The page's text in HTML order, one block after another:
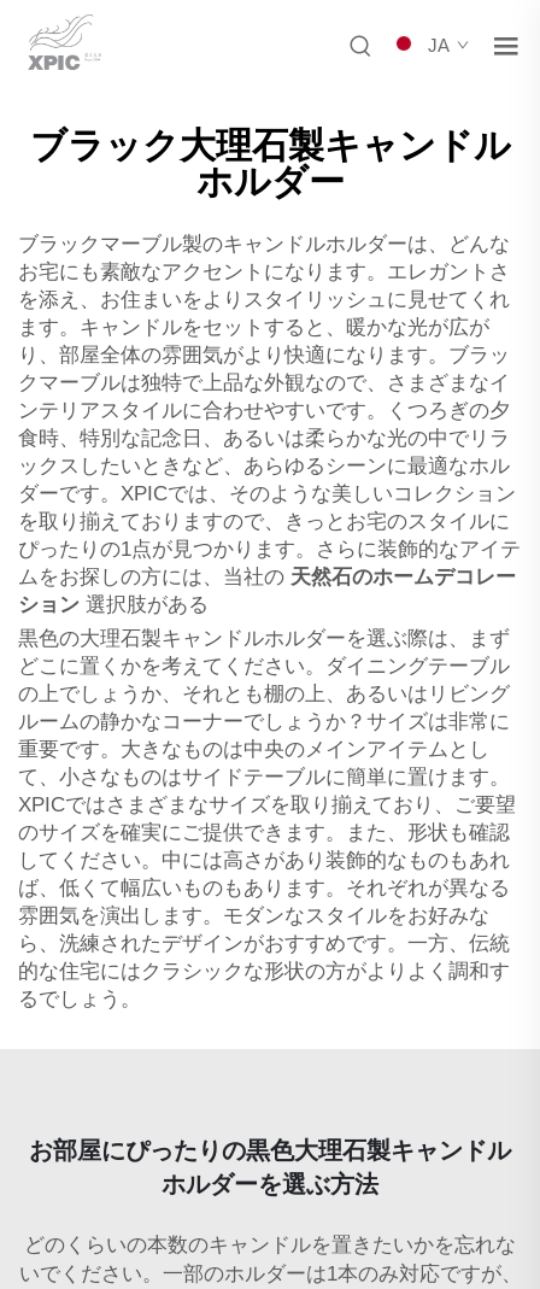
JA
ブラック大理石製キャンドル
ホルダー
ブラックマーブル製のキャンドルホルダーは、どんな
お宅にも素敵なアクセントになります。エレガントさ
を添え、お住まいをよりスタイリッシュに見せてくれ
ます。キャンドルをセットすると、暖かな光が広が
り、部屋全体の雰囲気がより快適になります。ブラッ
クマーブルは独特で上品な外観なので、さまざまなイ
ンテリアスタイルに合わせやすいです。くつろぎの夕
食時、特別な記念日、あるいは柔らかな光の中でリラ
ックスしたいときなど、あらゆるシーンに最適なホル
ダーです。XPICでは、そのような美しいコレクション
を取り揃えておりますので、きっとお宅のスタイルに
ぴったりの1点が見つかります。さらに装飾的なアイテ
ムをお探しの方には、当社の 天然石のホームデコレー
ション 選択肢がある
黒色の大理石製キャンドルホルダーを選ぶ際は、まず
どこに置くかを考えてください。ダイニングテーブル
の上でしょうか、それとも棚の上、あるいはリビング
ルームの静かなコーナーでしょうか？サイズは非常に
重要です。大きなものは中央のメインアイテムとし
て、小さなものはサイドテーブルに簡単に置けます。
XPICではさまざまなサイズを取り揃えており、ご要望
のサイズを確実にご提供できます。また、形状も確認
してください。中には高さがあり装飾的なものもあれ
ば、低くて幅広いものもあります。それぞれが異なる
雰囲気を演出します。モダンなスタイルをお好みな
ら、洗練されたデザインがおすすめです。一方、伝統
的な住宅にはクラシックな形状の方がよりよく調和す
るでしょう。
お部屋にぴったりの黒色大理石製キャンドル
ホルダーを選ぶ方法
どのくらいの本数のキャンドルを置きたいかを忘れな
いでください。一部のホルダーは1本のみ対応ですが、